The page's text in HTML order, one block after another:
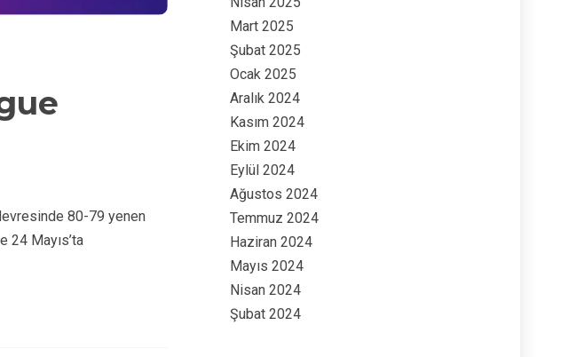
80-79 yenen
24 Mayıs’ta
Mart 2025
Şubat 2025
Ocak 2025
Aralık 2024
Kasım 2024
Ekim 2024
Eylül 2024
Ağustos 2024
Temmuz 2024
Haziran 2024
Mayıs 2024
Nisan 2024
Şubat 2024